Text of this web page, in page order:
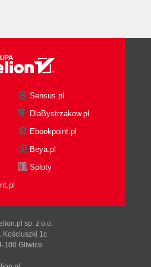
wymagań w
oprogramowania
biznesowych"
biznesowych
biznesowych
Sensus.pl
DlaBystrzakow.pl
Ebookpoint.pl
Beya.pl
Sploty
sp. z o.o.
Kościuszki 1c
100 Gliwice